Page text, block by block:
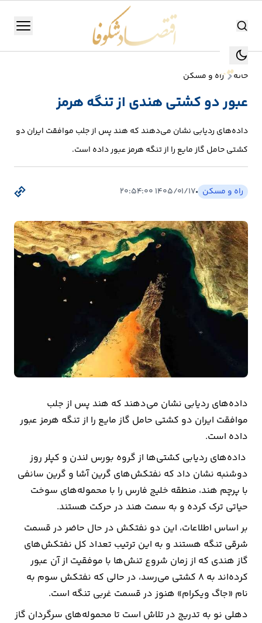
جستجو جستجو
منو
تولید
و
انرژی
بانک،
بورس
و
بیمه
اقتصاد
جهان
تجارت
کشاورزی
راه
و
مسکن
اقتصاد
ایران
ارتباطات
خودرو
عمومی
خانه راه و مسکن
عبور دو کشتی هندی از تنگه هرمز
داده‌های ردیابی نشان می‌دهند که هند پس از جلب موافقت ایران دو
کشتی حامل گاز مایع را از تنگه هرمز عبور داده است.
راه و مسکن ۱۴۰۵/۰۱/۱۷ ۲۰:۵۴:۰۰
داده‌های ردیابی نشان می‌دهند که هند پس از جلب
موافقت ایران دو کشتی حامل گاز مایع را از تنگه هرمز عبور
داده است.
داده‌های ردیابی کشتی‌ها از گروه بورس لندن و کپلر روز
دوشنبه نشان داد که نفتکش‌های گرین آشا و گرین سانفی
با پرچم هند، منطقه خلیج فارس را با محموله‌های سوخت
حیاتی ترک کرده و به سمت هند در حرکت هستند.
بر اساس اطلاعات، این دو نفتکش در حال حاضر در قسمت
شرقی تنگه هستند و به این ترتیب تعداد کل نفتکش‌های
گاز هندی که از زمان شروع تنش‌ها با موفقیت از آن عبور
کرده‌اند به ۸ کشتی می‌رسد، در حالی که نفتکش سوم به
نام «جاگ ویکرام» هنوز در قسمت غربی تنگه است.
دهلی نو به تدریج در تلاش است تا محموله‌های سرگردان گاز